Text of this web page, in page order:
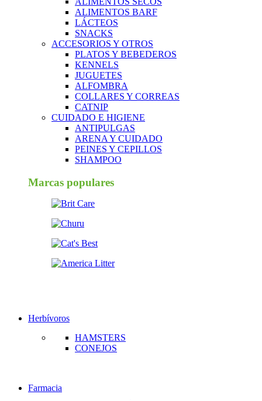
ALIMENTOS BARF
LÁCTEOS
SNACKS
ACCESORIOS Y OTROS
PLATOS Y BEBEDEROS
KENNELS
JUGUETES
ALFOMBRA
COLLARES Y CORREAS
CATNIP
CUIDADO E HIGIENE
ANTIPULGAS
ARENA Y CUIDADO
PEINES Y CEPILLOS
SHAMPOO
Marcas populares
Herbívoros
HAMSTERS
CONEJOS
Farmacia